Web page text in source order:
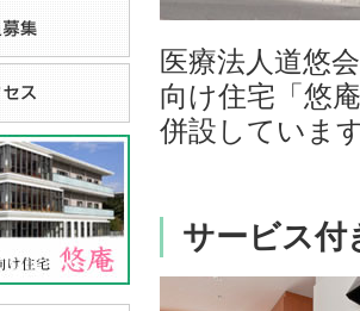
医療法人道悠
向け住宅「悠
併設していま
サービス付